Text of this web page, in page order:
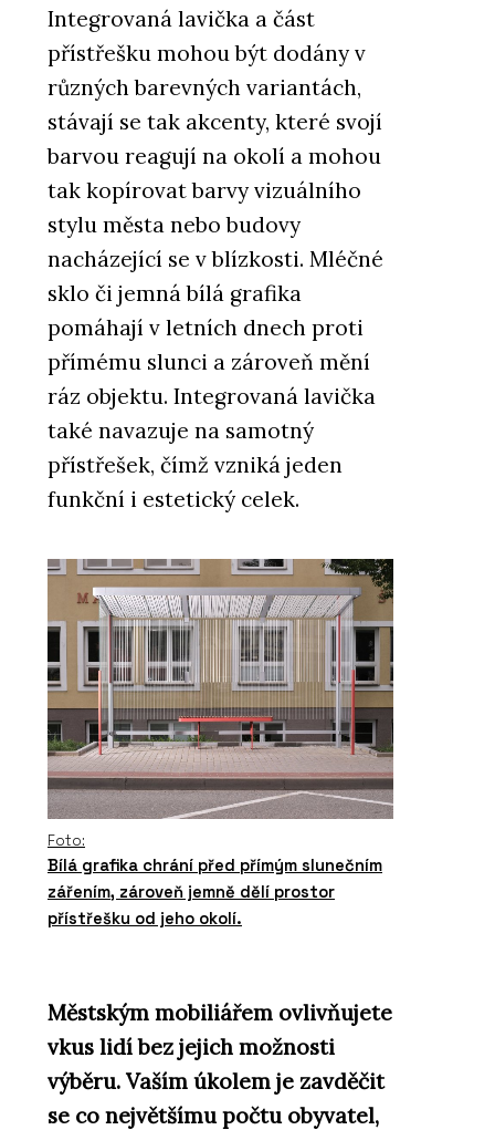
Integrovaná lavička a část
přístřešku mohou být dodány v
různých barevných variantách,
stávají se tak akcenty, které svojí
barvou reagují na okolí a mohou
tak kopírovat barvy vizuálního
stylu města nebo budovy
nacházející se v blízkosti. Mléčné
sklo či jemná bílá grafika
pomáhají v letních dnech proti
přímému slunci a zároveň mění
ráz objektu. Integrovaná lavička
také navazuje na samotný
přístřešek, čímž vzniká jeden
funkční i estetický celek.
Foto:
Bílá grafika chrání před přímým slunečním
zářením, zároveň jemně dělí prostor
přístřešku od jeho okolí.
Městským mobiliářem ovlivňujete
vkus lidí bez jejich možnosti
výběru. Vaším úkolem je zavděčit
se co největšímu počtu obyvatel,